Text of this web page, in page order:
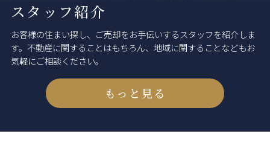
スタッフ紹介
お客様の住まい探し、ご売却をお手伝いするスタッフを紹介しま
す。不動産に関することはもちろん、地域に関することなどもお
気軽にご相談ください。
もっと見る